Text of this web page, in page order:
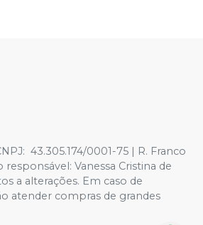
43.305.174/0001-75 | R. Franco
Vanessa Cristina de
a alterações. Em caso de
atender compras de grandes